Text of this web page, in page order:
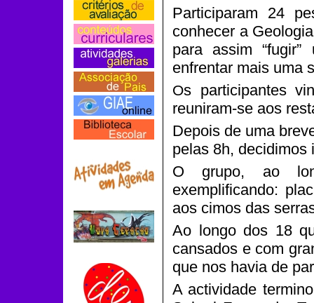
Participaram 24
conhecer a
para assim
enfrentar mais uma
Os participantes
reuniram-se aos
Depois de uma
pelas 8h, decidimos
O grupo, ao
exemplificando:
aos cimos das
Ao longo dos 18
cansados e com
que nos havia de
A actividade